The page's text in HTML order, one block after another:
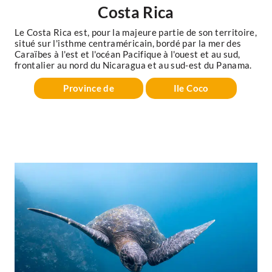
Costa Rica
Le Costa Rica est, pour la majeure partie de son territoire,
situé sur l'isthme centraméricain, bordé par la mer des
Caraïbes à l'est et l'océan Pacifique à l'ouest et au sud,
frontalier au nord du Nicaragua et au sud-est du Panama.
Province de
Ile Coco